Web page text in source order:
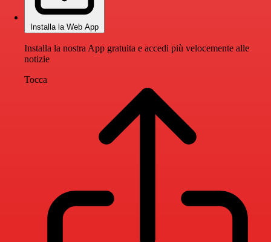
Installa la Web App
Installa la nostra App gratuita e accedi più velocemente alle
notizie
Tocca